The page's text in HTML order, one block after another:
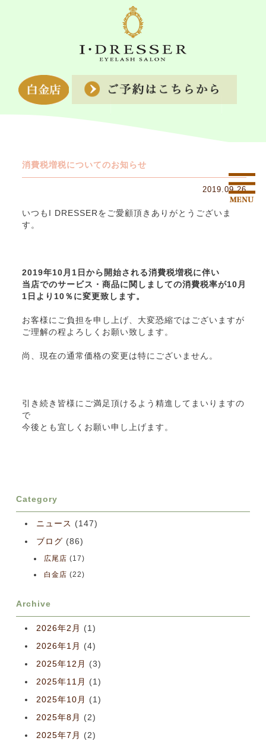
消費税増税についてのお知らせ
2019.09.26
いつもI DRESSERをご愛顧頂きありがとうございま
す。
2019年10月1日から開始される消費税増税に伴い
当店でのサービス・商品に関しましての消費税率が10月
1日より10％に変更致します。
お客様にご負担を申し上げ、大変恐縮ではございますが
ご理解の程よろしくお願い致します。
尚、現在の通常価格の変更は特にございません。
引き続き皆様にご満足頂けるよう精進してまいりますの
で
今後とも宜しくお願い申し上げます。
Category
ニュース (147)
ブログ (86)
広尾店 (17)
白金店 (22)
Archive
2026年2月
(1)
2026年1月
(4)
2025年12月
(3)
2025年11月
(1)
2025年10月
(1)
2025年8月
(2)
2025年7月
(2)